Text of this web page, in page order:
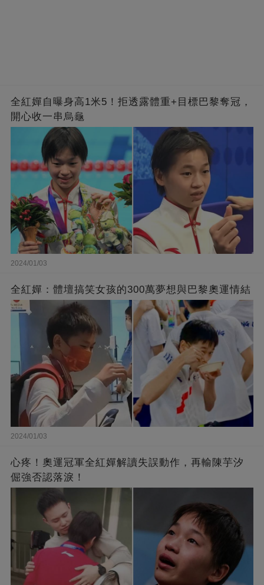
全紅嬋自曝身高1米5！拒透露體重+目標巴黎奪冠，
開心收一串烏龜
2024/01/03
全紅嬋：體壇搞笑女孩的300萬夢想與巴黎奧運情結
2024/01/03
心疼！奧運冠軍全紅嬋解讀失誤動作，再輸陳芋汐
倔強否認落淚！